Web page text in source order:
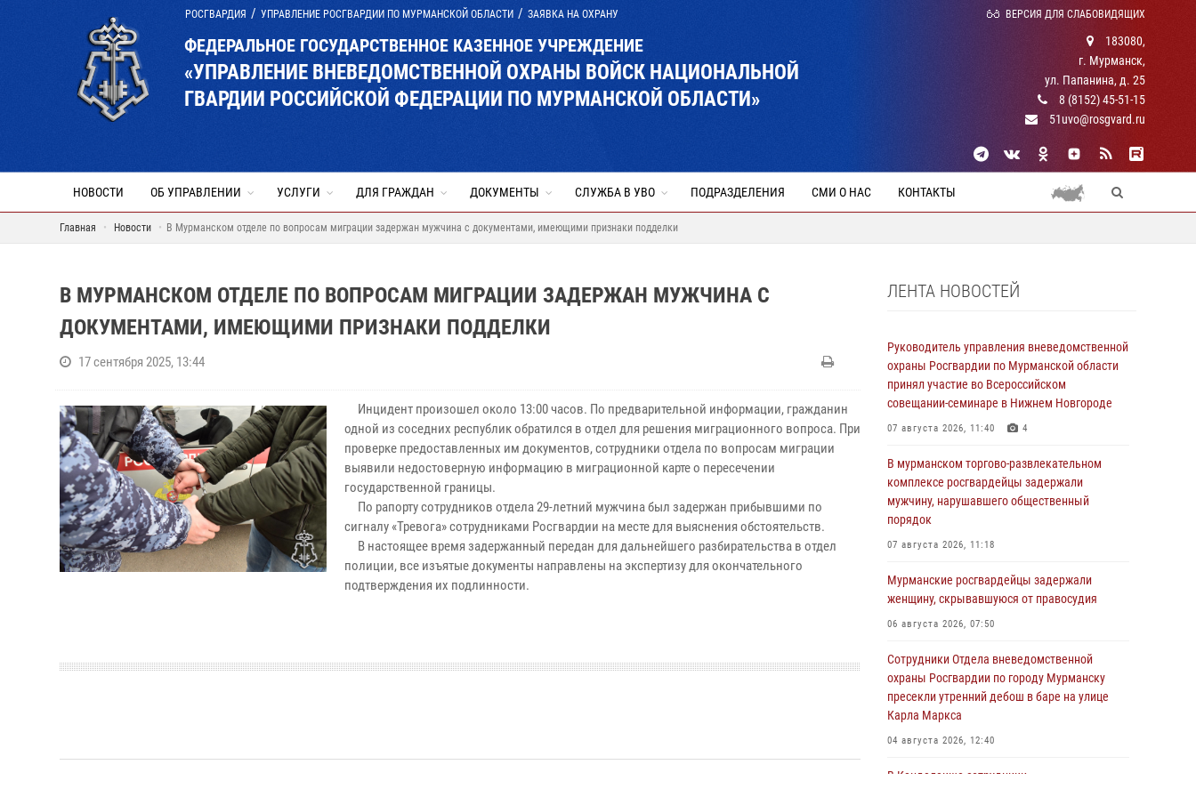
РОСГВАРДИЯ УПРАВЛЕНИЕ РОСГВАРДИИ ПО МУРМАНСКОЙ ОБЛАСТИ ЗАЯВКА НА ОХРАНУ ВЕРСИЯ ДЛЯ СЛАБОВИДЯЩИХ
ФЕДЕРАЛЬНОЕ ГОСУДАРСТВЕННОЕ КАЗЕННОЕ УЧРЕЖДЕНИЕ
«УПРАВЛЕНИЕ ВНЕВЕДОМСТВЕННОЙ ОХРАНЫ ВОЙСК НАЦИОНАЛЬНОЙ
ГВАРДИИ РОССИЙСКОЙ ФЕДЕРАЦИИ ПО МУРМАНСКОЙ ОБЛАСТИ»
183080,
г. Мурманск,
ул. Папанина, д. 25
8 (8152) 45-51-15
51uvo@rosgvard.ru
НОВОСТИ ОБ УПРАВЛЕНИИ УСЛУГИ ДЛЯ ГРАЖДАН ДОКУМЕНТЫ СЛУЖБА В УВО ПОДРАЗДЕЛЕНИЯ СМИ О НАС КОНТАКТЫ
Главная Новости В Мурманском отделе по вопросам миграции задержан мужчина с документами, имеющими признаки подделки
В МУРМАНСКОМ ОТДЕЛЕ ПО ВОПРОСАМ МИГРАЦИИ ЗАДЕРЖАН МУЖЧИНА С
ДОКУМЕНТАМИ, ИМЕЮЩИМИ ПРИЗНАКИ ПОДДЕЛКИ
17 сентября 2025, 13:44
Инцидент произошел около 13:00 часов. По предварительной информации, гражданин
одной из соседних республик обратился в отдел для решения миграционного вопроса. При
проверке предоставленных им документов, сотрудники отдела по вопросам миграции
выявили недостоверную информацию в миграционной карте о пересечении
государственной границы.
По рапорту сотрудников отдела 29-летний мужчина был задержан прибывшими по
сигналу «Тревога» сотрудниками Росгвардии на месте для выяснения обстоятельств.
В настоящее время задержанный передан для дальнейшего разбирательства в отдел
полиции, все изъятые документы направлены на экспертизу для окончательного
подтверждения их подлинности.
ЛЕНТА НОВОСТЕЙ
Руководитель управления вневедомственной
охраны Росгвардии по Мурманской области
принял участие во Всероссийском
совещании-семинаре в Нижнем Новгороде
07 августа 2026, 11:40 4
В мурманском торгово-развлекательном
комплексе росгвардейцы задержали
мужчину, нарушавшего общественный
порядок
07 августа 2026, 11:18
Мурманские росгвардейцы задержали
женщину, скрывавшуюся от правосудия
06 августа 2026, 07:50
Сотрудники Отдела вневедомственной
охраны Росгвардии по городу Мурманску
пресекли утренний дебош в баре на улице
Карла Маркса
04 августа 2026, 12:40
В Кандалакше сотрудники